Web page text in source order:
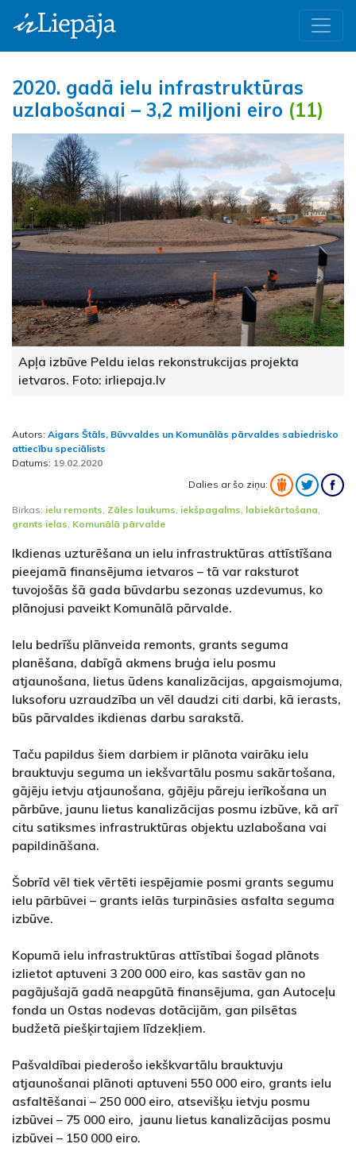
2020. gadā ielu infrastruktūras
uzlabošanai – 3,2 miljoni eiro (11)
Apļa izbūve Peldu ielas rekonstrukcijas projekta
ietvaros. Foto: irliepaja.lv
Autors: Aigars Štāls, Būvvaldes un Komunālās pārvaldes sabiedrisko
attiecību speciālists
Datums: 19.02.2020
Dalies ar šo ziņu:
Birkas: ielu remonts, Zāles laukums, iekšpagalms, labiekārtošana,
grants ielas, Komunālā pārvalde
Ikdienas uzturēšana un ielu infrastruktūras attīstīšana
pieejamā finansējuma ietvaros – tā var raksturot
tuvojošās šā gada būvdarbu sezonas uzdevumus, ko
plānojusi paveikt Komunālā pārvalde.
Ielu bedrīšu plānveida remonts, grants seguma
planēšana, dabīgā akmens bruģa ielu posmu
atjaunošana, lietus ūdens kanalizācijas, apgaismojuma,
luksoforu uzraudzība un vēl daudzi citi darbi, kā ierasts,
būs pārvaldes ikdienas darbu sarakstā.
Taču papildus šiem darbiem ir plānota vairāku ielu
brauktuvju seguma un iekšvartālu posmu sakārtošana,
gājēju ietvju atjaunošana, gājēju pāreju ierīkošana un
pārbūve, jaunu lietus kanalizācijas posmu izbūve, kā arī
citu satiksmes infrastruktūras objektu uzlabošana vai
papildināšana.
Šobrīd vēl tiek vērtēti iespējamie posmi grants segumu
ielu pārbūvei – grants ielās turpināsies asfalta seguma
izbūve.
Kopumā ielu infrastruktūras attīstībai šogad plānots
izlietot aptuveni 3 200 000 eiro, kas sastāv gan no
pagājušajā gadā neapgūtā finansējuma, gan Autoceļu
fonda un Ostas nodevas dotācijām, gan pilsētas
budžetā piešķirtajiem līdzekļiem.
Pašvaldībai piederošo iekškvartālu brauktuvju
atjaunošanai plānoti aptuveni 550 000 eiro, grants ielu
asfaltēšanai – 250 000 eiro, atsevišķu ietvju posmu
izbūvei – 75 000 eiro, jaunu lietus kanalizācijas posmu
izbūvei – 150 000 eiro.